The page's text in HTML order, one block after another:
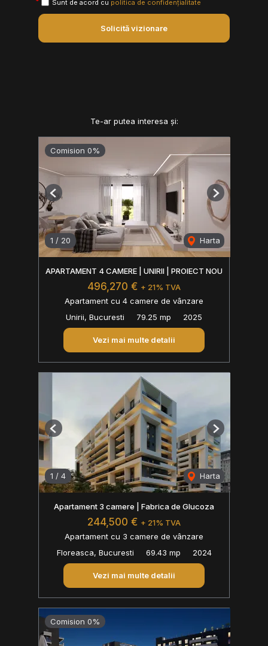
Sunt de acord cu politica de confidențialitate
Solicită vizionare
Te-ar putea interesa și:
Comision 0%
1 / 20 Harta
Previous Next
APARTAMENT 4 CAMERE | UNIRII | PROIECT NOU
496,270 € + 21% TVA
Apartament cu 4 camere de vânzare
Unirii, Bucuresti
79.25 mp 2025
Vezi mai multe detalii
1 / 4 Harta
Previous Next
Apartament 3 camere | Fabrica de Glucoza
244,500 € + 21% TVA
Apartament cu 3 camere de vânzare
Floreasca, Bucuresti
69.43 mp 2024
Vezi mai multe detalii
Comision 0%